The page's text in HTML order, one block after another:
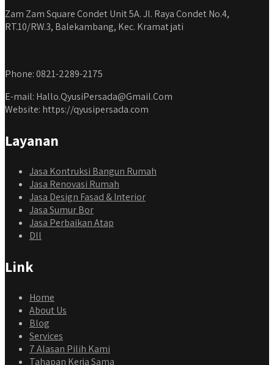
Zam Zam Square Condet Unit 5A. Jl. Raya Condet No.4,
RT.10/RW.3, Balekambang, Kec. Kramat jati
Phone: 0821-2289-2175
E-mail: Hallo.QyusiPersada@Gmail.Com
Website: https://qyusipersada.com
Layanan
Jasa Kontruksi Bangun Rumah
Jasa Renovasi Rumah
Jasa Design Fasad & Interior
Jasa Sumur Bor
Jasa Perbaikan Atap
Dll
Link
Home
About Us
Blog
Services
7 Alasan Pilih Kami
Tahapan Kerja Sama